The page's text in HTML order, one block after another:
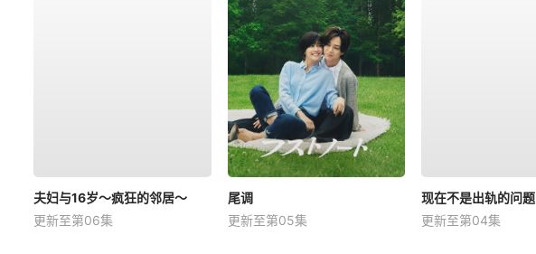
夫妇与16岁～疯狂的邻居～
更新至第06集
尾调
更新至第05集
现在不是出轨的问题
更新至第04集